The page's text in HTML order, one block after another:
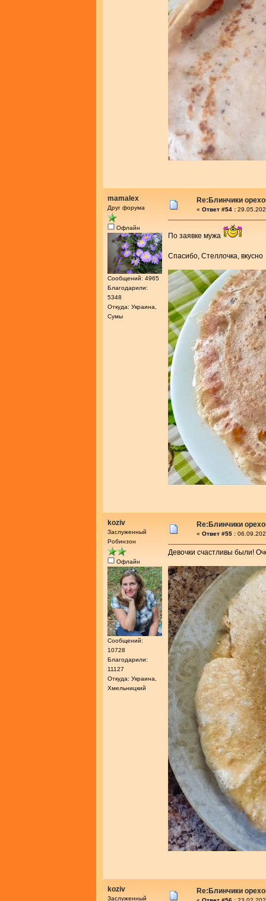
mamalex
Друг форума
Офлайн
Сообщений: 4965
Благодарили:
5348
Откуда: Украина,
Сумы
Re:Блинчики
« Ответ #54 :
По заявке мужа
Спасибо, Стеллочка, вкусно
koziv
Заслуженный
Робинзон
Офлайн
Сообщений:
10728
Благодарили:
11127
Откуда: Украина,
Хмельницкий
Re:Блинчики
« Ответ #55 :
Девочки счастливы были!
koziv
Заслуженный
Re:Блинчики